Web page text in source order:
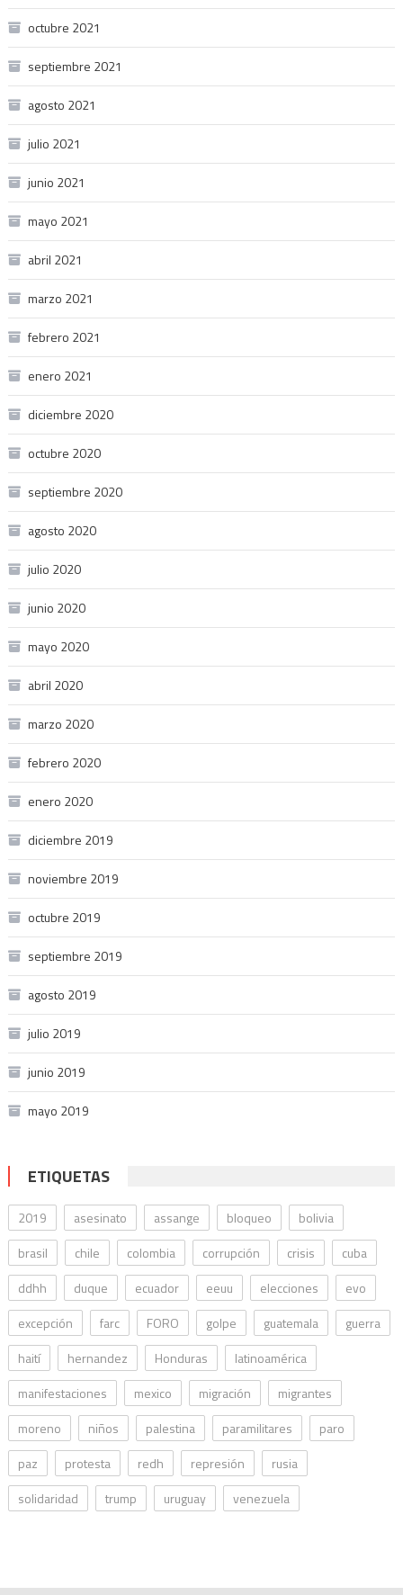
octubre 2021
septiembre 2021
agosto 2021
julio 2021
junio 2021
mayo 2021
abril 2021
marzo 2021
febrero 2021
enero 2021
diciembre 2020
octubre 2020
septiembre 2020
agosto 2020
julio 2020
junio 2020
mayo 2020
abril 2020
marzo 2020
febrero 2020
enero 2020
diciembre 2019
noviembre 2019
octubre 2019
septiembre 2019
agosto 2019
julio 2019
junio 2019
mayo 2019
ETIQUETAS
2019 asesinato assange bloqueo
bolivia
brasil
chile colombia corrupción crisis
cuba
ddhh
duque ecuador eeuu elecciones
evo
excepción
farc FORO golpe guatemala
guerra
haití
hernandez Honduras
latinoamérica
manifestaciones
mexico migración
migrantes
moreno
niños palestina paramilitares
paro
paz
protesta redh represión
rusia
solidaridad
trump uruguay venezuela